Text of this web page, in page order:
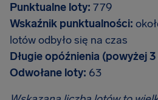
Punktualne loty: 779
Wskaźnik punktualności:
lotów odbyło się na czas
Długie opóźnienia (powyżej
Odwołane loty: 63